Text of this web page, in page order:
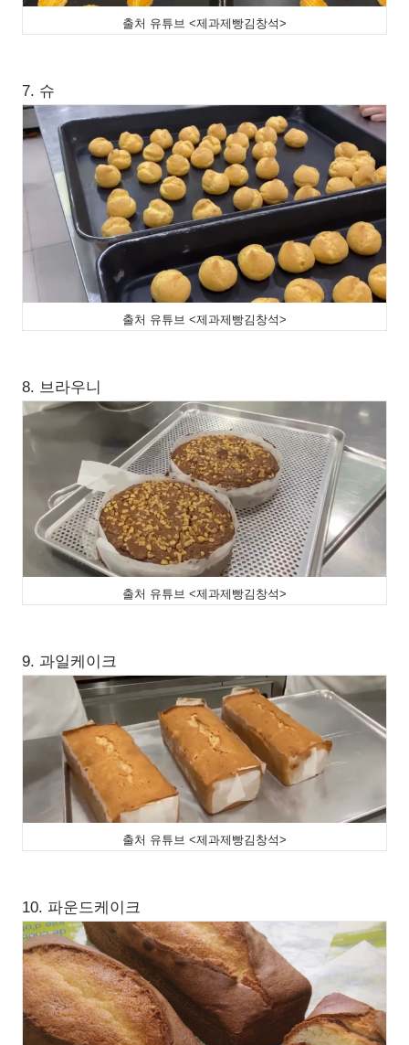
출처 유튜브 <제과제빵김창석>
7. 슈
출처 유튜브 <제과제빵김창석>
8. 브라우니
출처 유튜브 <제과제빵김창석>
9. 과일케이크
출처 유튜브 <제과제빵김창석>
10. 파운드케이크